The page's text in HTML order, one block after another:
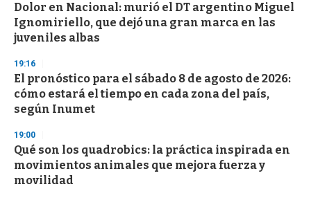
Dolor en Nacional: murió el DT argentino Miguel
Ignomiriello, que dejó una gran marca en las
juveniles albas
19:16
El pronóstico para el sábado 8 de agosto de 2026:
cómo estará el tiempo en cada zona del país,
según Inumet
19:00
Qué son los quadrobics: la práctica inspirada en
movimientos animales que mejora fuerza y
movilidad